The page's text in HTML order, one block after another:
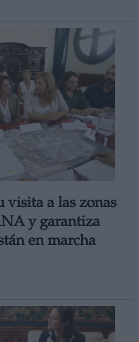
visita a las zonas
y garantiza
en marcha